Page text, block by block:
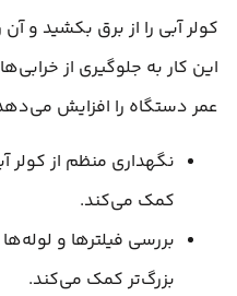
کولر آبی را از برق بکشید و
این کار به جلوگیری از
عمر دستگاه را افزایش
نگهداری منظم از
کمک می‌کند.
بررسی فیلترها و
بزرگ‌تر کمک می‌کند.